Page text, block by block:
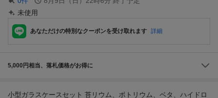
未使用
あなただけの特別なクーポンを受け取れます 詳細
5,000円相当、落札価格がお得に
小型ガラスケースセット 苔リウム、ボトリウム、ベタ、ハイドロ